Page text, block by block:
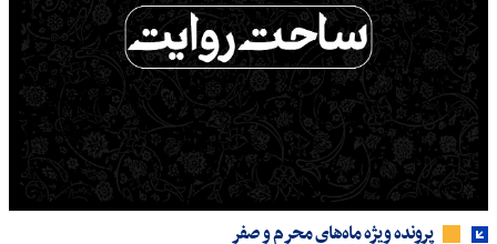
پرونده ویژه ماه‌های محرم و صفر